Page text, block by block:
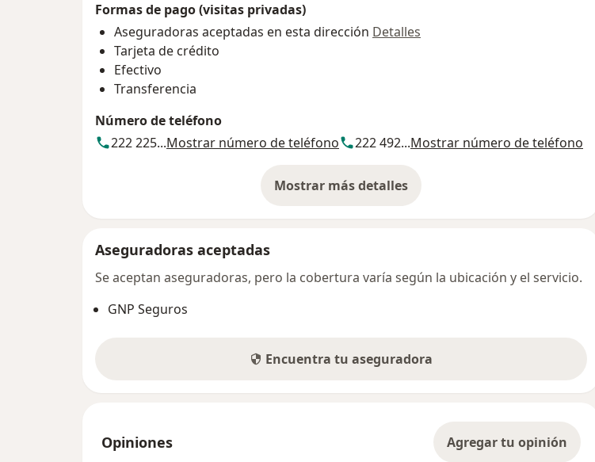
Formas de pago (visitas privadas)
Aseguradoras aceptadas en esta dirección Detalles
Tarjeta de crédito
Efectivo
Transferencia
Número de teléfono
222 225...Mostrar número de teléfono 222 492...Mostrar número de teléfono
Mostrar más detalles
sobre la dirección
Aseguradoras aceptadas
Se aceptan aseguradoras, pero la cobertura varía según la ubicación y el servicio.
GNP Seguros
Encuentra tu aseguradora
Opiniones Agregar tu opinión